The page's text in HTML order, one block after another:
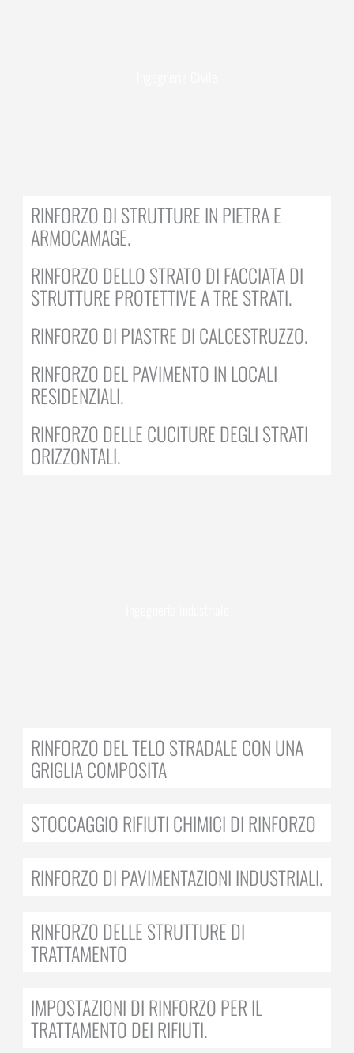
RINFORZO DI STRUTTURE IN PIETRA E
ARMOCAMAGE.
RINFORZO DELLO STRATO DI FACCIATA DI
STRUTTURE PROTETTIVE A TRE STRATI.
RINFORZO DI PIASTRE DI CALCESTRUZZO.
RINFORZO DEL PAVIMENTO IN LOCALI
RESIDENZIALI.
RINFORZO DELLE CUCITURE DEGLI STRATI
ORIZZONTALI.
RINFORZO DEL TELO STRADALE CON UNA
GRIGLIA COMPOSITA
STOCCAGGIO RIFIUTI CHIMICI DI RINFORZO
RINFORZO DI PAVIMENTAZIONI INDUSTRIALI.
RINFORZO DELLE STRUTTURE DI
TRATTAMENTO
IMPOSTAZIONI DI RINFORZO PER IL
TRATTAMENTO DEI RIFIUTI.